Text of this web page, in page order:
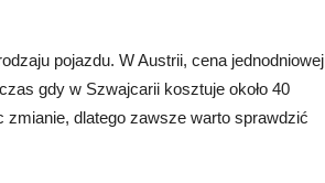
pojazdu. W Austrii, cena jednodniowej
gdy w Szwajcarii kosztuje około 40
dlatego zawsze warto sprawdzić